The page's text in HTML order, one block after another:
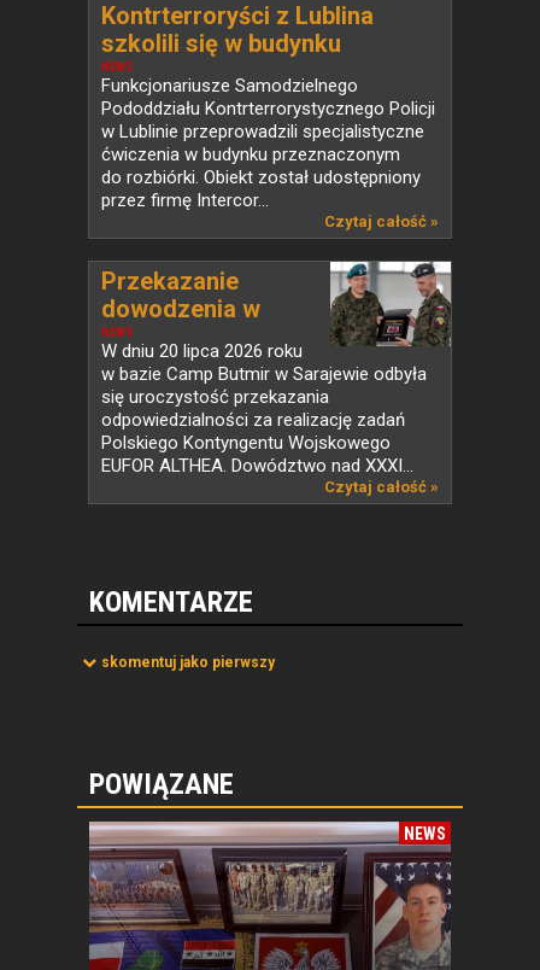
NEWS
Kontrterroryści z Lublina
szkolili się w budynku
przeznaczonym do rozbiórki
Funkcjonariusze Samodzielnego
Pododdziału Kontrterrorystycznego Policji
w Lublinie przeprowadzili specjalistyczne
ćwiczenia w budynku przeznaczonym
do rozbiórki. Obiekt został udostępniony
przez firmę Intercor...
Czytaj całość »
NEWS
Przekazanie
dowodzenia w
PKW...
W dniu 20 lipca 2026 roku
w bazie Camp Butmir w Sarajewie odbyła
się uroczystość przekazania
odpowiedzialności za realizację zadań
Polskiego Kontyngentu Wojskowego
EUFOR ALTHEA. Dowództwo nad XXXI...
Czytaj całość »
KOMENTARZE
skomentuj jako pierwszy
POWIĄZANE
NEWS